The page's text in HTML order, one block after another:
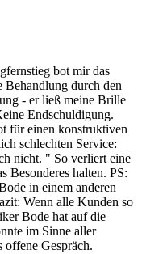
bot mir das
Behandlung durch den
- er ließ meine Brille
Endschuldigung.
für einen konstruktiven
schlechten Service:
nicht. " So verliert eine
Besonderes halten. PS:
in einem anderen
Wenn alle Kunden so
Bode hat auf die
im Sinne aller
Gespräch.